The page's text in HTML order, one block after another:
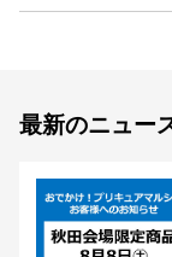
最新のニュー